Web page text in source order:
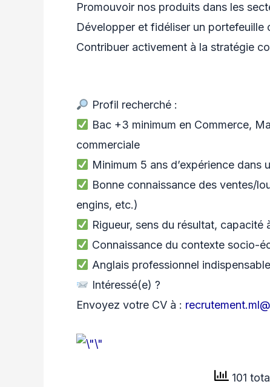
Promouvoir nos produits dans les
Développer et fidéliser un portefeuille
Contribuer activement à la stratégie
Profil recherché :
Bac +3 minimum en Commerce,
commerciale
Minimum 5 ans d’expérience dans
Bonne connaissance des ventes/
engins, etc.)
Rigueur, sens du résultat, capacité
Connaissance du contexte socio-
Anglais professionnel indispensable
Intéressé(e) ?
Envoyez votre CV à :
101